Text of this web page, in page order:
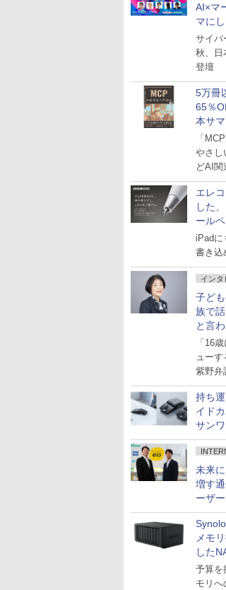
AI×マ
マに
27日
サイバ
秋、日
登壇
5万冊
65％
本サ
「
やさし
どAI関
エレ
した
ール
タイ
iPadに
書き込
インタ
子ど
族で
と言
いで
「16
ュー
紫野弁
持ち
イド
サン
未来
増す
ーザ
の“あ
る～
メモ
した
neo+
予算を
モリへ